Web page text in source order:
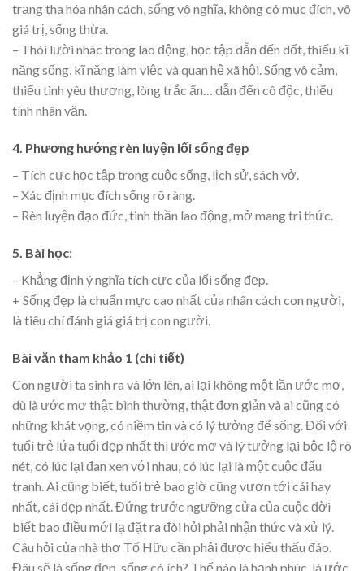
trạng tha hóa nhân cách, sống vô nghĩa, không có mục đích, vô
giá trị, sống thừa.
– Thói lười nhác trong lao động, học tập dẫn đến dốt, thiếu kĩ
năng sống, kĩ năng làm việc và quan hệ xã hội. Sống vô cảm,
thiếu tình yêu thương, lòng trắc ẩn… dẫn đến cô độc, thiếu
tính nhân văn.
4. Phương hướng rèn luyện lối sống đẹp
– Tích cực học tập trong cuộc sống, lịch sử, sách vở.
– Xác định mục đích sống rõ ràng.
– Rèn luyện đạo đức, tinh thần lao động, mở mang tri thức.
5. Bài học:
– Khẳng định ý nghĩa tích cực của lối sống đẹp.
+ Sống đẹp là chuẩn mực cao nhất của nhân cách con người,
là tiêu chí đánh giá giá trị con người.
Bài văn tham khảo 1 (chi tiết)
Con người ta sinh ra và lớn lên, ai lại không một lần ước mơ,
dù là ước mơ thật bình thường, thật đơn giản và ai cũng có
những khát vọng, có niềm tin và có lý tưởng để sống. Đối với
tuổi trẻ lứa tuổi đẹp nhất thì ước mơ và lý tưởng lại bộc lộ rõ
nét, có lúc lại đan xen với nhau, có lúc lại là một cuộc đấu
tranh. Ai cũng biết, tuổi trẻ bao giờ cũng vươn tới cái hay
nhất, cái đẹp nhất. Đứng trước ngưỡng cửa của cuộc đời
biết bao điều mới lạ đặt ra đòi hỏi phải nhận thức và xử lý.
Câu hỏi của nhà thơ Tố Hữu cần phải được hiểu thấu đáo.
Đâu sẽ là sống đẹp, sống có ích? Thế nào là hạnh phúc, là ước